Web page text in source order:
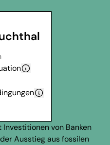
von Banken
Ausstieg aus fossilen